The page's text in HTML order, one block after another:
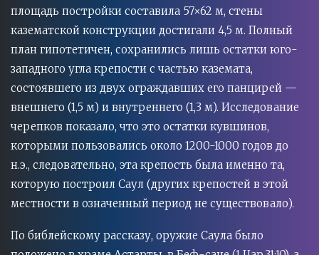
площадь постройки составила 57×62 м, стены
казематской конструкции достигали 4,5 м. Полный
план гипотетичен, сохранились лишь остатки юго-
западного угла крепости с частью каземата,
состоявшего из двух ограждавших его панцирей —
внешнего (1,5 м) и внутреннего (1,3 м). Исследование
черепков показало, что это остатки кувшинов,
которыми пользовались около 1200-1000 годов до
н.э., следовательно, эта крепость была именно та,
которую построил Саул (других крепостей в этой
местности в означенный период не существовало).
По библейскому рассказу, оружие Саула было